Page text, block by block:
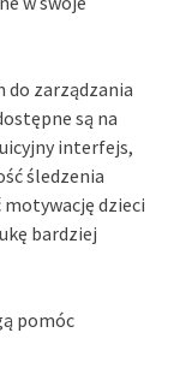
do zarządzania
są na
interfejs,
śledzenia
dzieci
bardziej
pomóc